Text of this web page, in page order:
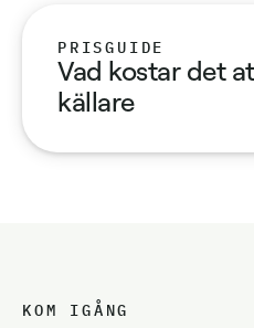
PRISGUIDE
Vad kostar det
källare
KOM IGÅNG